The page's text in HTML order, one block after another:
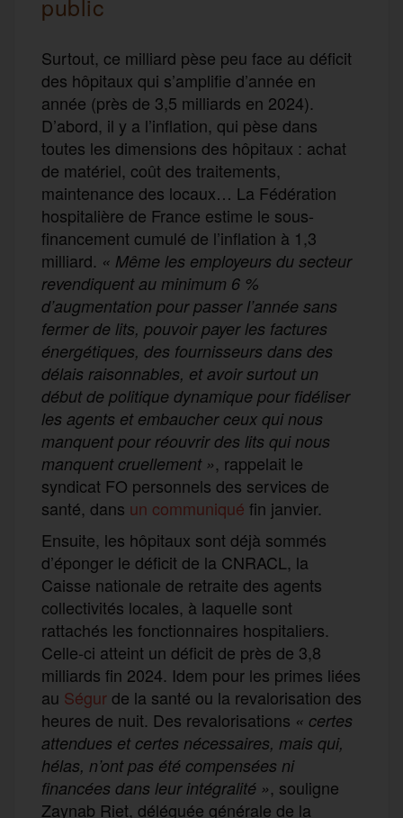
Surtout, ce milliard pèse peu face au déficit
des hôpitaux qui s’amplifie d’année en
année (près de 3,5 milliards en 2024).
D’abord, il y a l’inflation, qui pèse dans
toutes les dimensions des hôpitaux : achat
de matériel, coût des traitements,
maintenance des locaux… La Fédération
hospitalière de France estime le sous-
financement cumulé de l’inflation à 1,3
milliard. « Même les employeurs du secteur
revendiquent au minimum 6 %
d’augmentation pour passer l’année sans
fermer de lits, pouvoir payer les factures
énergétiques, des fournisseurs dans des
délais raisonnables, et avoir surtout un
début de politique dynamique pour fidéliser
les agents et embaucher ceux qui nous
manquent pour réouvrir des lits qui nous
manquent cruellement », rappelait le
syndicat FO personnels des services de
santé, dans un communiqué fin janvier.
Ensuite, les hôpitaux sont déjà sommés
d’éponger le déficit de la CNRACL, la
Caisse nationale de retraite des agents
collectivités locales, à laquelle sont
rattachés les fonctionnaires hospitaliers.
Celle-ci atteint un déficit de près de 3,8
milliards fin 2024. Idem pour les primes liées
au Ségur de la santé ou la revalorisation des
heures de nuit. Des revalorisations « certes
attendues et certes nécessaires, mais qui,
hélas, n’ont pas été compensées ni
financées dans leur intégralité », souligne
Zaynab Riet, déléguée générale de la